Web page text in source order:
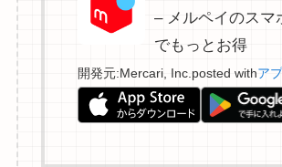
– メルペイのスマ
でもっとお得
開発元:Mercari, Inc. posted withア